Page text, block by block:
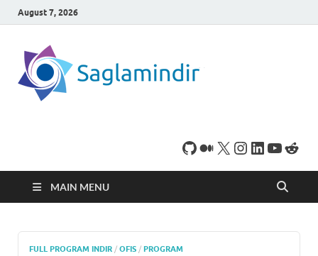
August 7, 2026
indirebileceğiniz sade
bir indirme sitesidir.
MAIN MENU
FULL PROGRAM INDIR / OFIS / PROGRAM